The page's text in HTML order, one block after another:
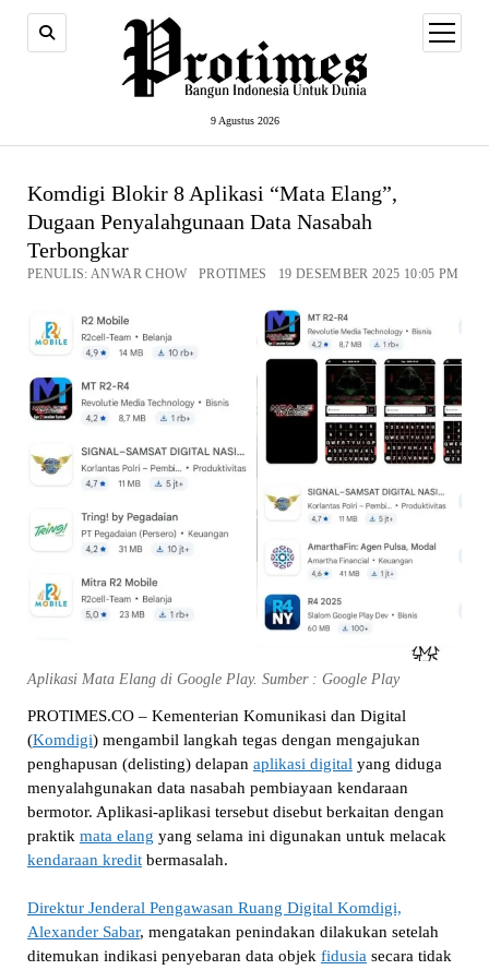
9 Agustus 2026
open
menu
Komdigi Blokir 8 Aplikasi “Mata Elang”,
Dugaan Penyalahgunaan Data Nasabah
Terbongkar
PENULIS: ANWAR CHOW PROTIMES 19 DESEMBER 2025 10:05 PM
Aplikasi Mata Elang di Google Play. Sumber : Google Play
PROTIMES.CO – Kementerian Komunikasi dan Digital
(Komdigi) mengambil langkah tegas dengan mengajukan
penghapusan (delisting) delapan aplikasi digital yang diduga
menyalahgunakan data nasabah pembiayaan kendaraan
bermotor. Aplikasi-aplikasi tersebut disebut berkaitan dengan
praktik mata elang yang selama ini digunakan untuk melacak
kendaraan kreditbermasalah.
Direktur Jenderal Pengawasan Ruang Digital Komdigi,
Alexander Sabar, mengatakan penindakan dilakukan setelah
ditemukan indikasi penyebaran data objek fidusia secara tidak